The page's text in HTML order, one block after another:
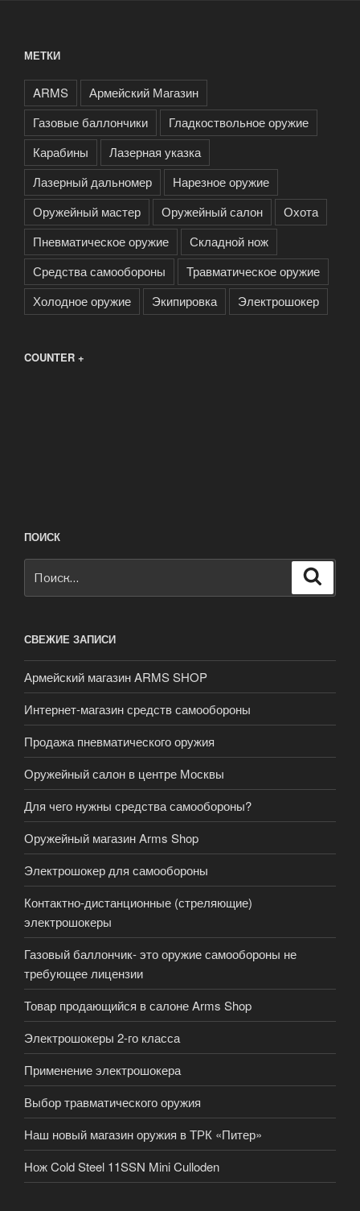
МЕТКИ
ARMS
Армейский Магазин
Газовые баллончики
Гладкоствольное оружие
Карабины
Лазерная указка
Лазерный дальномер
Нарезное оружие
Оружейный мастер
Оружейный салон
Охота
Пневматическое оружие
Складной нож
Средства самообороны
Травматическое оружие
Холодное оружие
Экипировка Электрошокер
COUNTER +
ПОИСК
СВЕЖИЕ ЗАПИСИ
Армейский магазин ARMS SHOP
Интернет-магазин средств самообороны
Продажа пневматического оружия
Оружейный салон в центре Москвы
Для чего нужны средства самообороны?
Оружейный магазин Arms Shop
Электрошокер для самообороны
Контактно-дистанционные (стреляющие)
электрошокеры
Газовый баллончик- это оружие самообороны не
требующее лицензии
Товар продающийся в салоне Arms Shop
Электрошокеры 2-го класса
Применение электрошокера
Выбор травматического оружия
Наш новый магазин оружия в ТРК «Питер»
Нож Cold Steel 11SSN Mini Culloden